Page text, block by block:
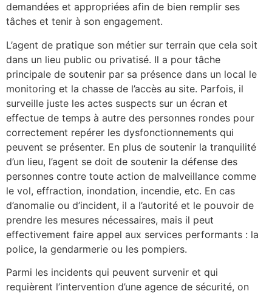
demandées et appropriées afin de bien remplir ses
tâches et tenir à son engagement.
L’agent de pratique son métier sur terrain que cela soit
dans un lieu public ou privatisé. Il a pour tâche
principale de soutenir par sa présence dans un local le
monitoring et la chasse de l’accès au site. Parfois, il
surveille juste les actes suspects sur un écran et
effectue de temps à autre des personnes rondes pour
correctement repérer les dysfonctionnements qui
peuvent se présenter. En plus de soutenir la tranquilité
d’un lieu, l’agent se doit de soutenir la défense des
personnes contre toute action de malveillance comme
le vol, effraction, inondation, incendie, etc. En cas
d’anomalie ou d’incident, il a l’autorité et le pouvoir de
prendre les mesures nécessaires, mais il peut
effectivement faire appel aux services performants : la
police, la gendarmerie ou les pompiers.
Parmi les incidents qui peuvent survenir et qui
requièrent l’intervention d’une agence de sécurité, on